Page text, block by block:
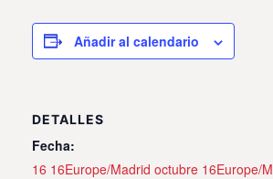
Añadir al calendario
DETALLES
Fecha:
16 16Europe/Madrid octubre 16Europe/